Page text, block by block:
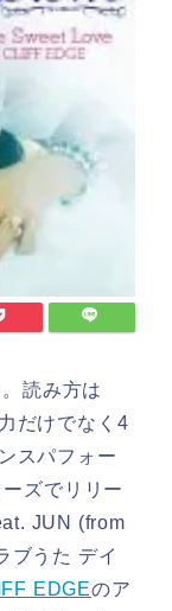
読み方は
だけでなく4
スパフォー
ズでリリー
JUN (from
ブうた デイ
EDGEのア